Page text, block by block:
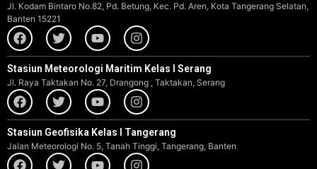
Jl. Kodam Bintaro No.82, Pd. Betung, Kec. Pd. Aren, Kota Tangerang Selatan,
Banten 15221
Stasiun Meteorologi Maritim Kelas I Serang
Jl. Raya Taktakan No. 27, Drangong , Taktakan, Serang
Stasiun Geofisika Kelas I Tangerang
Jalan Meteorologi No. 5, Tanah Tinggi, Tangerang, Banten